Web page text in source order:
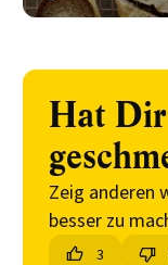
Hat Dir
Zeig anderen
besser zu
3